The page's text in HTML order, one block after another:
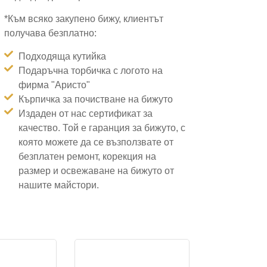
*Към всяко закупено бижу, клиентът
получава безплатно:
Подходяща кутийка
Подаръчна торбичка с логото на
фирма "Аристо"
Кърпичка за почистване на бижуто
Издаден от нас сертификат за
качество. Той е гаранция за бижуто, с
която можете да се възползвате от
безплатен ремонт, корекция на
размер и освежаване на бижуто от
нашите майстори.